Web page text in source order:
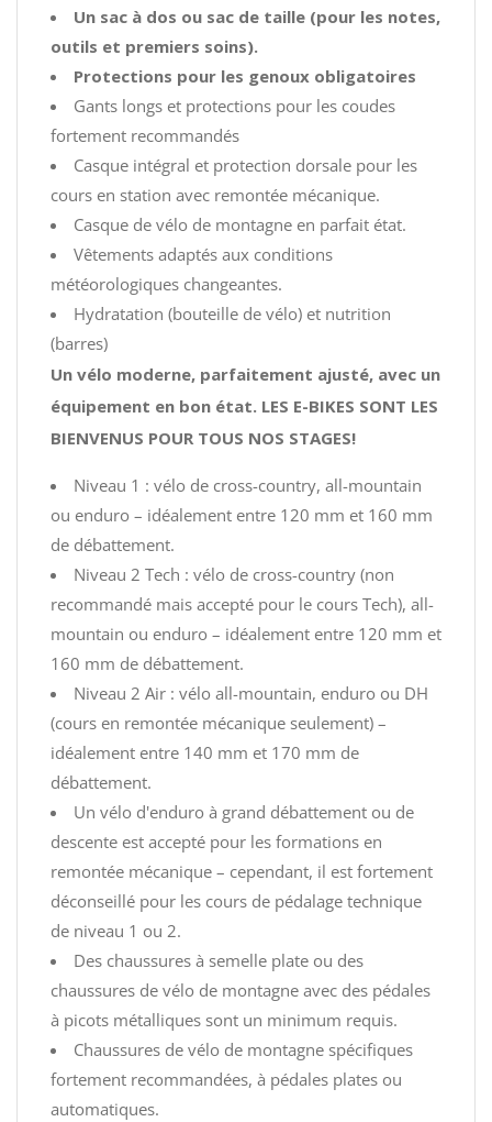
Un sac à dos ou sac de taille (pour les notes,
outils et premiers soins).
Protections pour les genoux obligatoires
Gants longs et protections pour les coudes
fortement recommandés
Casque intégral et protection dorsale pour les
cours en station avec remontée mécanique.
Casque de vélo de montagne en parfait état.
Vêtements adaptés aux conditions
météorologiques changeantes.
Hydratation (bouteille de vélo) et nutrition
(barres)
Un vélo moderne, parfaitement ajusté, avec un
équipement en bon état. LES E-BIKES SONT LES
BIENVENUS POUR TOUS NOS STAGES!
Niveau 1 : vélo de cross-country, all-mountain
ou enduro – idéalement entre 120 mm et 160 mm
de débattement.
Niveau 2 Tech : vélo de cross-country (non
recommandé mais accepté pour le cours Tech), all-
mountain ou enduro – idéalement entre 120 mm et
160 mm de débattement.
Niveau 2 Air : vélo all-mountain, enduro ou DH
(cours en remontée mécanique seulement) –
idéalement entre 140 mm et 170 mm de
débattement.
Un vélo d'enduro à grand débattement ou de
descente est accepté pour les formations en
remontée mécanique – cependant, il est fortement
déconseillé pour les cours de pédalage technique
de niveau 1 ou 2.
Des chaussures à semelle plate ou des
chaussures de vélo de montagne avec des pédales
à picots métalliques sont un minimum requis.
Chaussures de vélo de montagne spécifiques
fortement recommandées, à pédales plates ou
automatiques.